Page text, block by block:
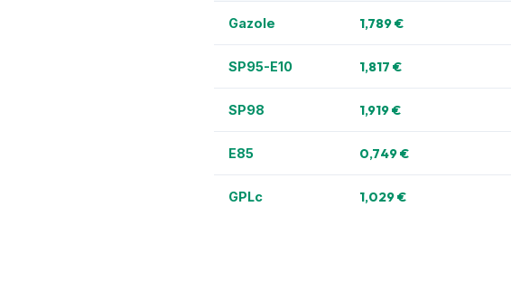
Gazole 1,789 €
SP95-E10 1,817 €
SP98 1,919 €
E85 0,749 €
GPLc 1,029 €